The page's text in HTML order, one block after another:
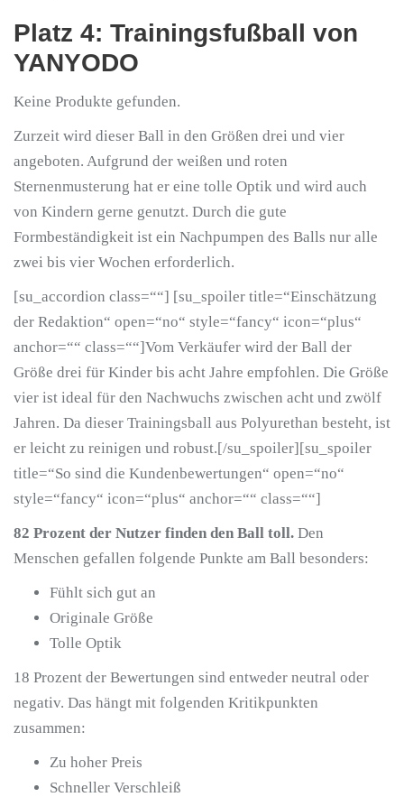
Platz 4: Trainingsfußball von
YANYODO
Keine Produkte gefunden.
Zurzeit wird dieser Ball in den Größen drei und vier
angeboten. Aufgrund der weißen und roten
Sternenmusterung hat er eine tolle Optik und wird auch
von Kindern gerne genutzt. Durch die gute
Formbeständigkeit ist ein Nachpumpen des Balls nur alle
zwei bis vier Wochen erforderlich.
[su_accordion class=““] [su_spoiler title=“Einschätzung
der Redaktion“ open=“no“ style=“fancy“ icon=“plus“
anchor=““ class=““]Vom Verkäufer wird der Ball der
Größe drei für Kinder bis acht Jahre empfohlen. Die Größe
vier ist ideal für den Nachwuchs zwischen acht und zwölf
Jahren. Da dieser Trainingsball aus Polyurethan besteht, ist
er leicht zu reinigen und robust.[/su_spoiler][su_spoiler
title=“So sind die Kundenbewertungen“ open=“no“
style=“fancy“ icon=“plus“ anchor=““ class=““]
82 Prozent der Nutzer finden den Ball toll. Den
Menschen gefallen folgende Punkte am Ball besonders:
Fühlt sich gut an
Originale Größe
Tolle Optik
18 Prozent der Bewertungen sind entweder neutral oder
negativ. Das hängt mit folgenden Kritikpunkten
zusammen:
Zu hoher Preis
Schneller Verschleiß